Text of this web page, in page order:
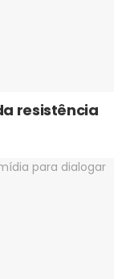
resistência